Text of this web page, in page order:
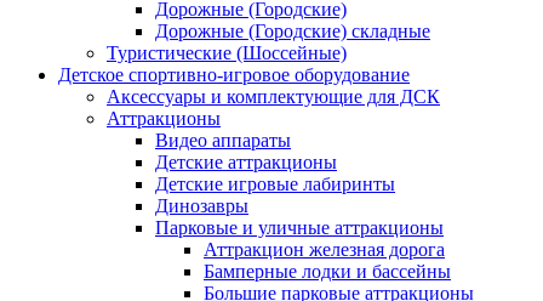
Дорожные (Городские)
Дорожные (Городские) складные
Туристические (Шоссейные)
Детское спортивно-игровое оборудование
Аксессуары и комплектующие для ДСК
Аттракционы
Видео аппараты
Детские аттракционы
Детские игровые лабиринты
Динозавры
Парковые и уличные аттракционы
Аттракцион железная дорога
Бамперные лодки и бассейны
Большие парковые аттракционы